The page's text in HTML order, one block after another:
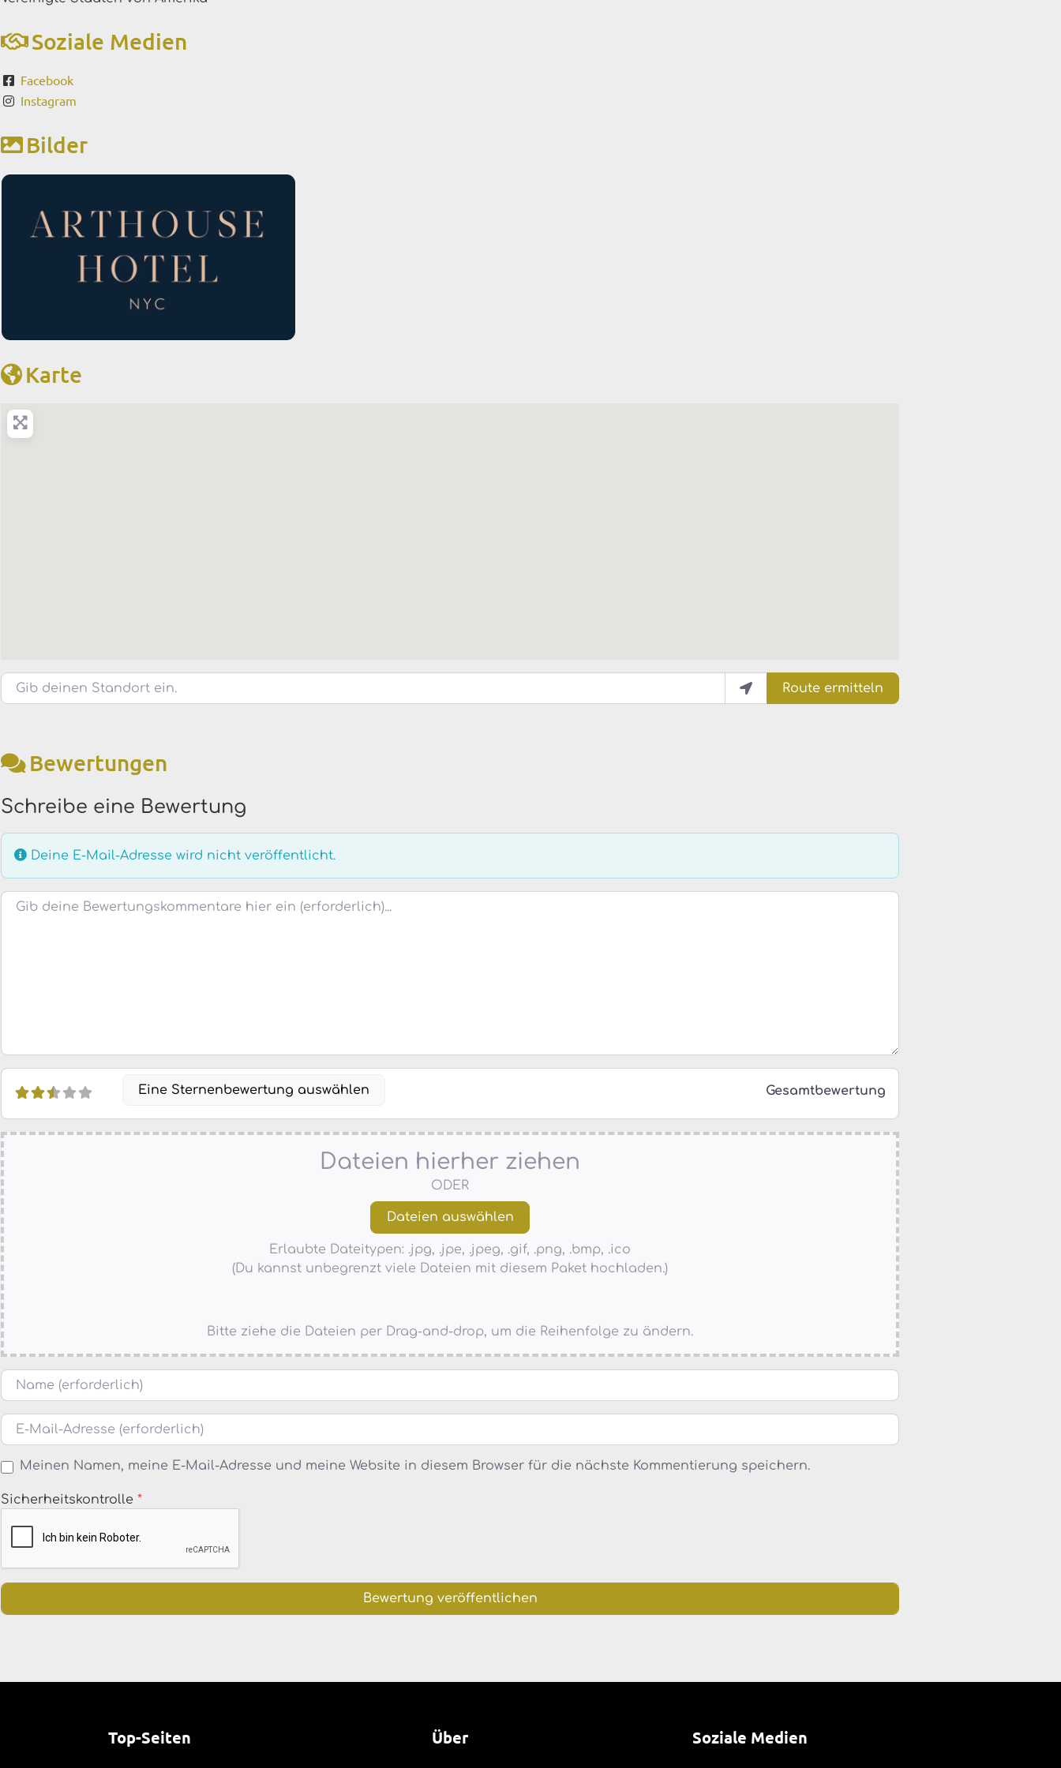
Soziale Medien
Facebook
Instagram
Bilder
Karte
Gib deinen Standort ein.
Route ermitteln
Bewertungen
Schreibe eine Bewertung
Deine E-Mail-Adresse wird nicht veröffentlicht.
Bewertungstext
Eine Sternenbewertung auswählen Gesamtbewertung
Dateien hierher ziehen
ODER
Erlaubte Dateitypen: .jpg, .jpe, .jpeg, .gif, .png, .bmp, .ico
(Du kannst unbegrenzt viele Dateien mit diesem Paket hochladen.)
Bitte ziehe die Dateien per Drag-and-drop, um die Reihenfolge zu ändern.
Name
E-Mail
Meinen Namen, meine E-Mail-Adresse und meine Website in diesem Browser für die nächste Kommentierung speichern.
Sicherheitskontrolle *
Top-Seiten Über Soziale Medien